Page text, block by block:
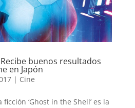
buenos resultados
en Japón
| Cine
‘Ghost in the Shell’ es la